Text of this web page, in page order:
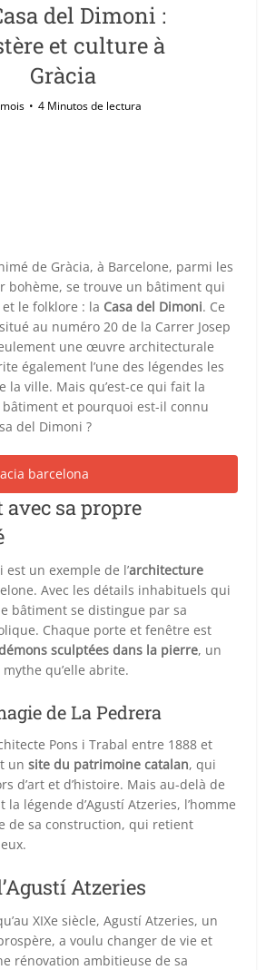
del Dimoni :
et culture à
Gràcia
4 Minutos de lectura
de Gràcia, à Barcelone, parmi les
bohème, se trouve un bâtiment qui
le folklore : la Casa del Dimoni. Ce
au numéro 20 de la Carrer Josep
une œuvre architecturale
également l’une des légendes les
la ville. Mais qu’est-ce qui fait la
et pourquoi est-il connu
del Dimoni ?
sa propre
est un exemple de l’architecture
Avec les détails inhabituels qui
bâtiment se distingue par sa
Chaque porte et fenêtre est
sculptées dans la pierre, un
qu’elle abrite.
de La Pedrera
Pons i Trabal entre 1888 et
unsite du patrimoine catalan, qui
d’art et d’histoire. Mais au-delà de
la légende d’Agustí Atzeries, l’homme
de sa construction, qui retient
Atzeries
XIXe siècle, Agustí Atzeries, un
a voulu changer de vie et
rénovation ambitieuse de sa